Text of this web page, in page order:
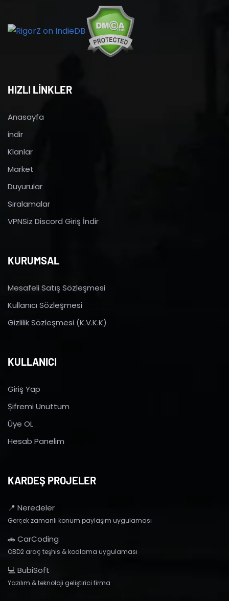
HIZLI LİNKLER
Anasayfa
indir
Klanlar
Market
Duyurular
Sıralamalar
VPNSiz Discord Giriş İndir
KURUMSAL
Mesafeli Satış Sözleşmesi
Kullanıcı Sözleşmesi
Gizlilik Sözleşmesi (K.V.K.K)
KULLANICI
Giriş Yap
Şifremi Unuttum
Üye OL
Hesab Panelim
KARDEŞ PROJELER
📍 Neredeler
Gerçek zamanlı konum paylaşım uygulaması
🚗 CarCoding
OBD2 araç teşhis & kodlama uygulaması
💻 BubiSoft
Yazılım & teknoloji geliştirici firma